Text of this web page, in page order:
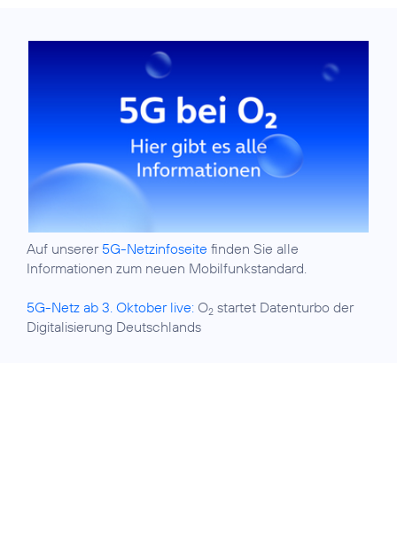
Auf unserer 5G-Netzinfoseite finden Sie alle
Informationen zum neuen Mobilfunkstandard.
5G-Netz ab 3. Oktober live: O2 startet Datenturbo der
Digitalisierung Deutschlands